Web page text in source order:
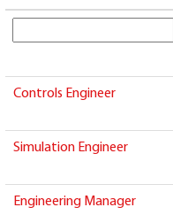
Controls Engineer
Simulation Engineer
Engineering Manager